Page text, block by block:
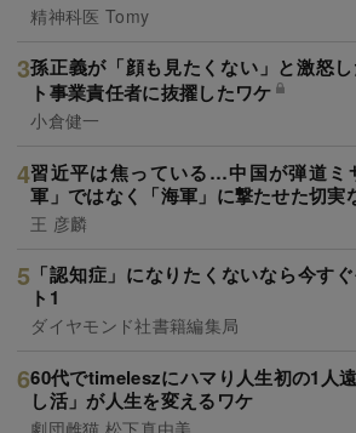
精神科医 Tomy
孫正義が「顔も見たくない」と激怒
ト事業責任者に抜擢したワケ
小倉健一
習近平は焦っている…中国が弾道ミ
軍」ではなく「海軍」に撃たせた切実
王 彦麟
「認知症」になりたくないなら今す
ト1
ダイヤモンド社書籍編集局
60代でtimeleszにハマり人生初の1人
し活」が人生を変えるワケ
劇団雌猫,松下真由美